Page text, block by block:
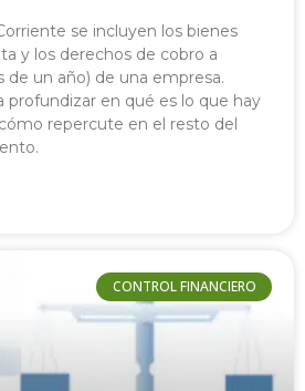
se incluyen los bienes
y los derechos de cobro a
un año) de una empresa.
profundizar en qué es lo que hay
repercute en el resto del
CONTROL FINANCIERO